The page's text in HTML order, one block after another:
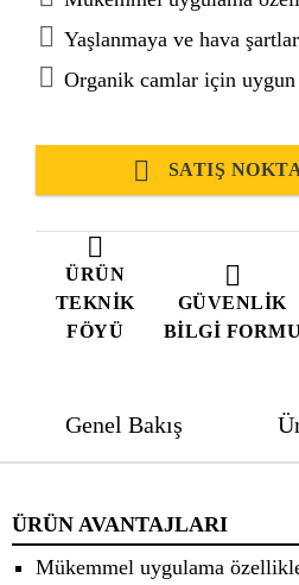
ÜRÜN
TEKNIK
FÖYÜ
GÜVENLIK
BILGI FORMU
Yaşlanmaya ve hava
Organik camlar için uygun
SATIŞ
Genel Bakış
ÜRÜN AVANTAJLARI
Mükemmel uygulama